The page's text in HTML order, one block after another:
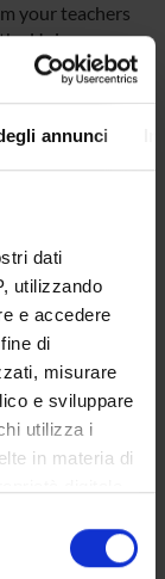
annunci
dati
utilizzando
e accedere
di
misurare
e sviluppare
utilizza i
in materia di
qualsiasi
facendo clic
your teachers
Univr app.